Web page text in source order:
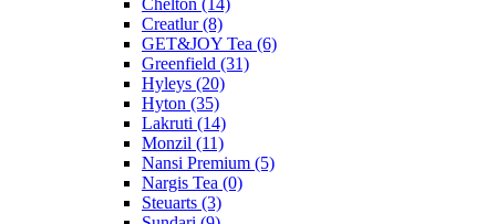
Creatlur(8)
GET&JOY Tea (6)
Greenfield (31)
Hyleys (20)
Hyton (35)
Lakruti (14)
Monzil (11)
Nansi Premium (5)
Nargis Tea (0)
Steuarts (3)